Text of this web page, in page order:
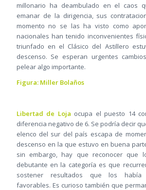
millonario ha deambulado en el caos
emanar de la dirigencia, sus
momento no se las ha visto como
nacionales han tenido inconvenientes
triunfado en el Clásico del Astillero
descenso. Se esperan urgentes
pelear algo importante.
Figura: Miller Bolaños
Libertad de Loja ocupa el puesto 14
diferencia negativo de 6. Se podría decir
elenco del sur del país escapa de
descenso en la que estuvo en buena
sin embargo, hay que reconocer que
debutante en la categoría es que
sostener resultados que los había
favorables. Es curioso también que